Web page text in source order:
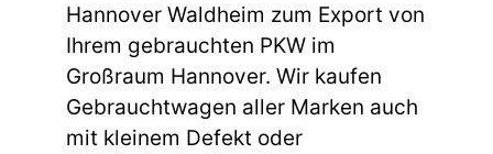
Hannover Waldheim zum Export von
Ihrem gebrauchten PKW im
Großraum Hannover. Wir kaufen
Gebrauchtwagen aller Marken auch
mit kleinem Defekt oder